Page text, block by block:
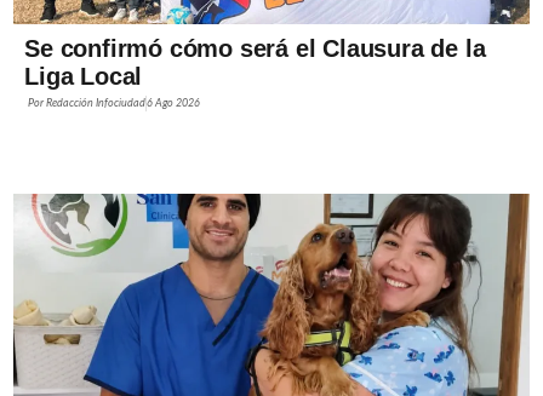
Se confirmó cómo será el Clausura de la
Liga Local
PorRedacción Infociudad6 Ago 2026